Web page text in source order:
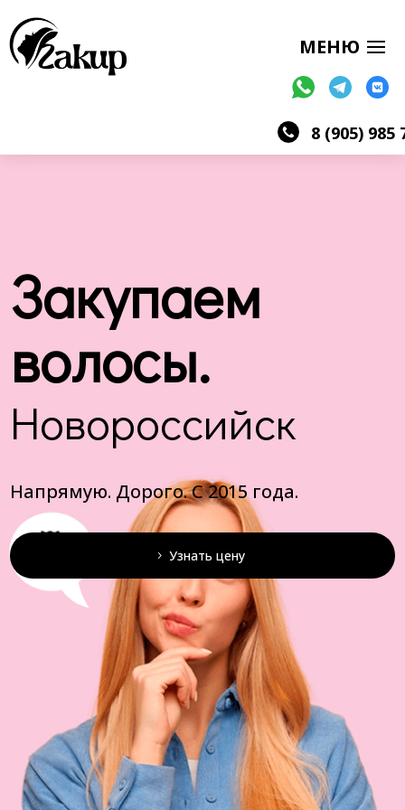
8 (905) 985
Закупаем
волосы.
Новороссийск
Напрямую. Дорого. С 2015 года.
Узнать цену